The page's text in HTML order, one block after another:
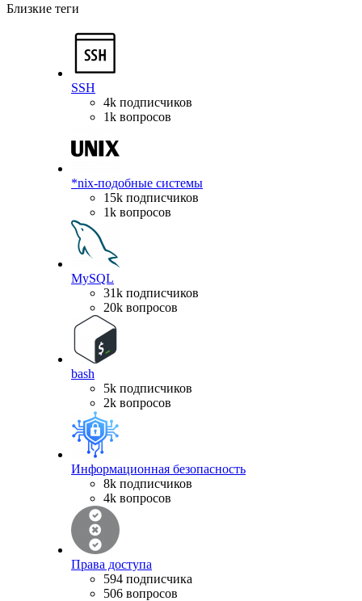
Близкие теги
SSH
4k подписчиков
1k вопросов
*nix-подобные системы
15k подписчиков
1k вопросов
MySQL
31k подписчиков
20k вопросов
bash
5k подписчиков
2k вопросов
Информационная безопасность
8k подписчиков
4k вопросов
Права доступа
594 подписчика
506 вопросов